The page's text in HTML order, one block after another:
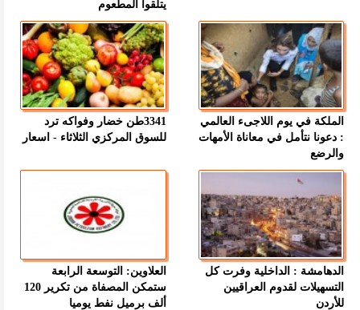
يتلقوا المطعوم
الملكة في يوم اللاجىء العالمي
: دعونا نتأمل في معاناة الأمهات
والرضع
3341طن خضار وفواكه ترد
للسوق المركزي الثلاثاء - اسعار
الدهامشة : الداخلية وفرت كل
التسهيلات لقدوم العراقيين
للأردن
العلاوين: التوسعة الرابعة
ستمكن المصفاة من تكرير 120
ألف برميل نفط يوميا